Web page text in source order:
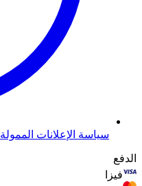
سياسة الإعلانات الممولة
الدفع
فيزا